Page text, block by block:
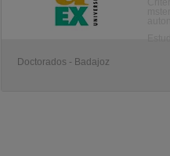
Doctorados - Badajoz